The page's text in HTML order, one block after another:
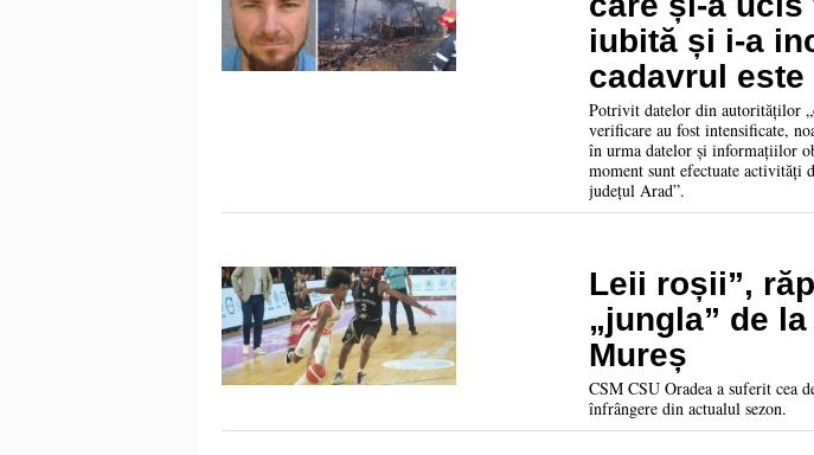
iubită și i-a
cadavrul este
în județul
Potrivit datelor din autorităților
verificare au fost intensificate,
în urma datelor și informațiilor
moment sunt efectuate activități
județul Arad”.
Leii roșii”,
„jungla” de
Mureș
CSM CSU Oradea a suferit cea
înfrângere din actualul sezon.